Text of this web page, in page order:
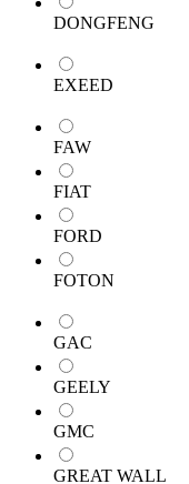
DONGFENG
EXEED
FAW
FIAT
FORD
FOTON
GAC
GEELY
GMC
GREAT WALL